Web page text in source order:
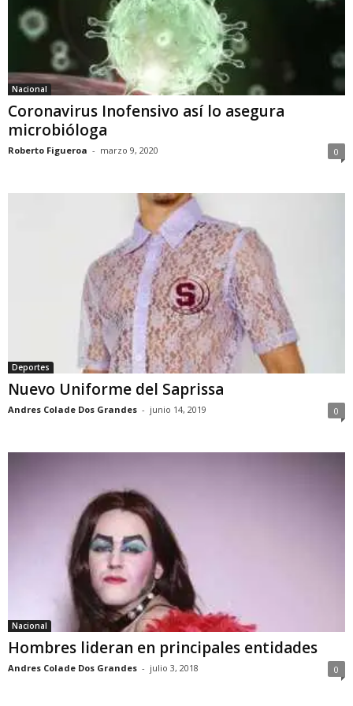
Nacional
Coronavirus Inofensivo así lo asegura
microbióloga
Roberto Figueroa - marzo 9, 2020 0
Deportes
Nuevo Uniforme del Saprissa
Andres Colade Dos Grandes - junio 14, 2019 0
Nacional
Hombres lideran en principales entidades
Andres Colade Dos Grandes - julio 3, 2018 0